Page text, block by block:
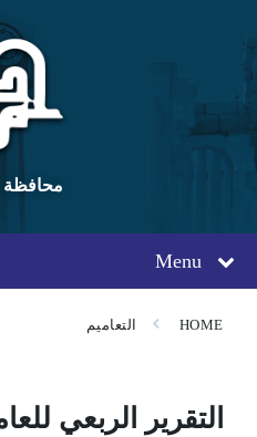
content
main
navigation
footer
Menu
HOME التعاميم
التقرير الربعي